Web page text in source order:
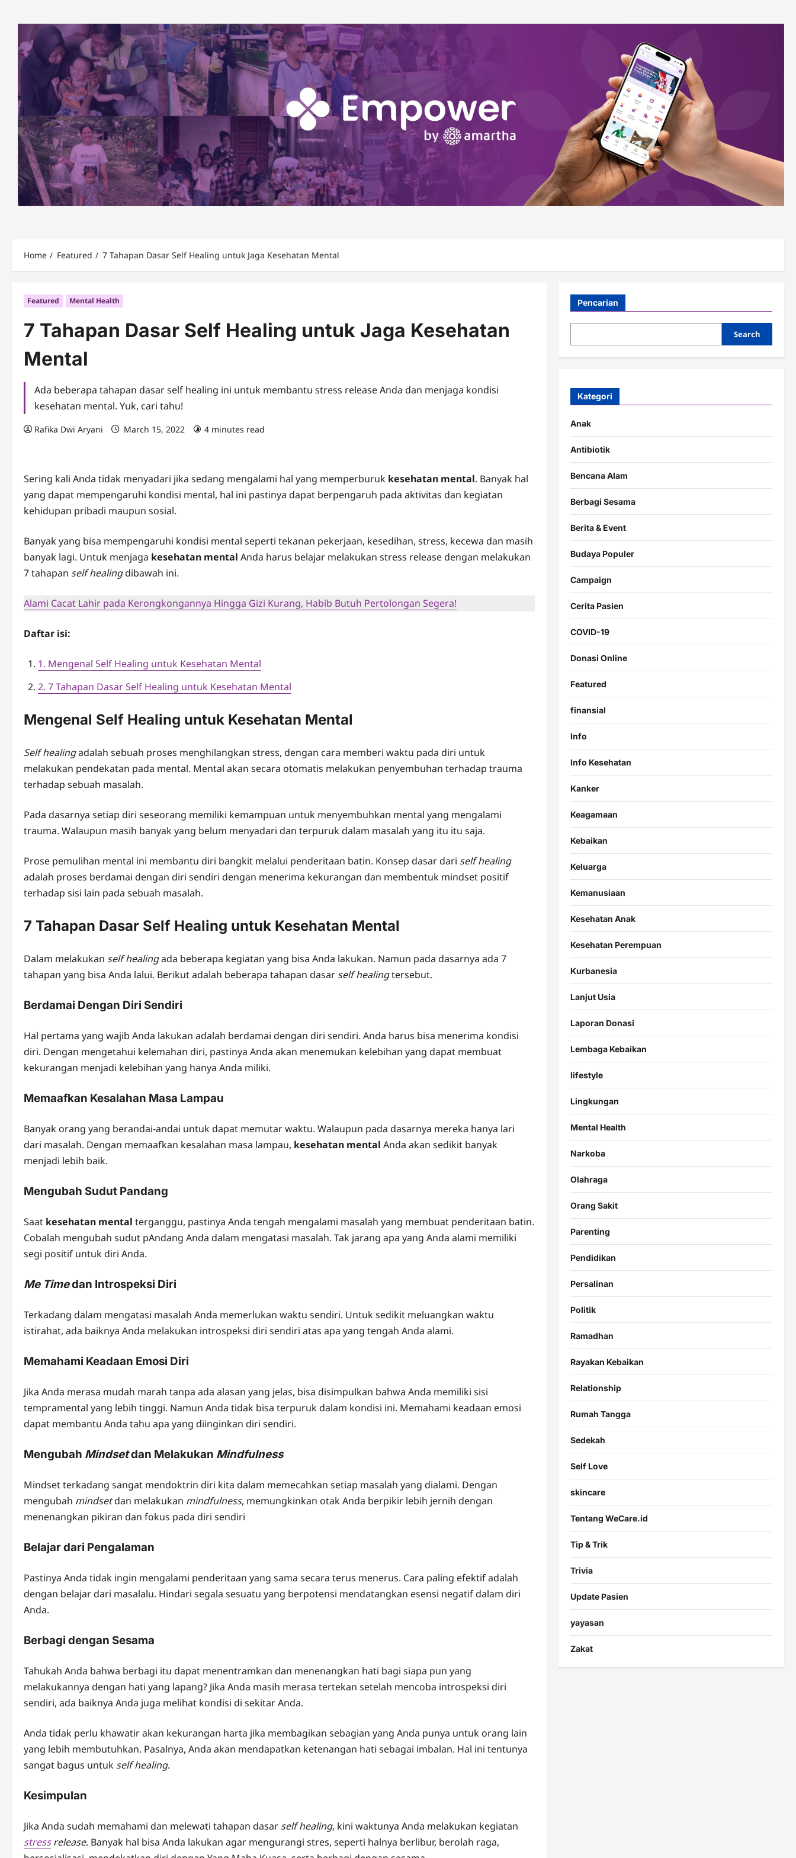
Home Featured 7 Tahapan Dasar Self Healing untuk Jaga Kesehatan Mental
Featured Mental Health
7 Tahapan Dasar Self Healing untuk Jaga Kesehatan
Mental
Ada beberapa tahapan dasar self healing ini untuk membantu stress release Anda dan menjaga kondisi
kesehatan mental. Yuk, cari tahu!
Rafika Dwi Aryani March 15, 2022 4 minutes read
Sering kali Anda tidak menyadari jika sedang mengalami hal yang memperburuk kesehatan mental. Banyak hal
yang dapat mempengaruhi kondisi mental, hal ini pastinya dapat berpengaruh pada aktivitas dan kegiatan
kehidupan pribadi maupun sosial.
Banyak yang bisa mempengaruhi kondisi mental seperti tekanan pekerjaan, kesedihan, stress, kecewa dan masih
banyak lagi. Untuk menjaga kesehatan mental Anda harus belajar melakukan stress release dengan melakukan
7 tahapan self healingdibawah ini.
Alami Cacat Lahir pada Kerongkongannya Hingga Gizi Kurang, Habib Butuh Pertolongan Segera!
Daftar isi:
1. Mengenal Self Healing untuk Kesehatan Mental
2. 7 Tahapan Dasar Self Healing untuk Kesehatan Mental
Mengenal Self Healing untuk Kesehatan Mental
Self healingadalah sebuah proses menghilangkan stress, dengan cara memberi waktu pada diri untuk
melakukan pendekatan pada mental. Mental akan secara otomatis melakukan penyembuhan terhadap trauma
terhadap sebuah masalah.
Pada dasarnya setiap diri seseorang memiliki kemampuan untuk menyembuhkan mental yang mengalami
trauma. Walaupun masih banyak yang belum menyadari dan terpuruk dalam masalah yang itu itu saja.
Prose pemulihan mental ini membantu diri bangkit melalui penderitaan batin. Konsep dasar dari self healing
adalah proses berdamai dengan diri sendiri dengan menerima kekurangan dan membentuk mindset positif
terhadap sisi lain pada sebuah masalah.
7 Tahapan Dasar Self Healing untuk Kesehatan Mental
Dalam melakukan self healingada beberapa kegiatan yang bisa Anda lakukan. Namun pada dasarnya ada 7
tahapan yang bisa Anda lalui. Berikut adalah beberapa tahapan dasar self healingtersebut.
Berdamai Dengan Diri Sendiri
Hal pertama yang wajib Anda lakukan adalah berdamai dengan diri sendiri. Anda harus bisa menerima kondisi
diri. Dengan mengetahui kelemahan diri, pastinya Anda akan menemukan kelebihan yang dapat membuat
kekurangan menjadi kelebihan yang hanya Anda miliki.
Memaafkan Kesalahan Masa Lampau
Banyak orang yang berandai-andai untuk dapat memutar waktu. Walaupun pada dasarnya mereka hanya lari
dari masalah. Dengan memaafkan kesalahan masa lampau, kesehatan mental Anda akan sedikit banyak
menjadi lebih baik.
Mengubah Sudut Pandang
Saat kesehatan mental terganggu, pastinya Anda tengah mengalami masalah yang membuat penderitaan batin.
Cobalah mengubah sudut pAndang Anda dalam mengatasi masalah. Tak jarang apa yang Anda alami memiliki
segi positif untuk diri Anda.
Me Timedan Introspeksi Diri
Terkadang dalam mengatasi masalah Anda memerlukan waktu sendiri. Untuk sedikit meluangkan waktu
istirahat, ada baiknya Anda melakukan introspeksi diri sendiri atas apa yang tengah Anda alami.
Memahami Keadaan Emosi Diri
Jika Anda merasa mudah marah tanpa ada alasan yang jelas, bisa disimpulkan bahwa Anda memiliki sisi
tempramental yang lebih tinggi. Namun Anda tidak bisa terpuruk dalam kondisi ini. Memahami keadaan emosi
dapat membantu Anda tahu apa yang diinginkan diri sendiri.
Mengubah Mindsetdan Melakukan Mindfulness
Mindset terkadang sangat mendoktrin diri kita dalam memecahkan setiap masalah yang dialami. Dengan
mengubah mindsetdan melakukan mindfulness, memungkinkan otak Anda berpikir lebih jernih dengan
menenangkan pikiran dan fokus pada diri sendiri
Belajar dari Pengalaman
Pastinya Anda tidak ingin mengalami penderitaan yang sama secara terus menerus. Cara paling efektif adalah
dengan belajar dari masalalu. Hindari segala sesuatu yang berpotensi mendatangkan esensi negatif dalam diri
Anda.
Berbagi dengan Sesama
Tahukah Anda bahwa berbagi itu dapat menentramkan dan menenangkan hati bagi siapa pun yang
melakukannya dengan hati yang lapang? Jika Anda masih merasa tertekan setelah mencoba introspeksi diri
sendiri, ada baiknya Anda juga melihat kondisi di sekitar Anda.
Anda tidak perlu khawatir akan kekurangan harta jika membagikan sebagian yang Anda punya untuk orang lain
yang lebih membutuhkan. Pasalnya, Anda akan mendapatkan ketenangan hati sebagai imbalan. Hal ini tentunya
sangat bagus untuk self healing.
Kesimpulan
Jika Anda sudah memahami dan melewati tahapan dasar self healing, kini waktunya Anda melakukan kegiatan
stressrelease. Banyak hal bisa Anda lakukan agar mengurangi stres, seperti halnya berlibur, berolah raga,
Pencarian
Search
Kategori
Anak
Antibiotik
Bencana Alam
Berbagi Sesama
Berita & Event
Budaya Populer
Campaign
Cerita Pasien
COVID-19
Donasi Online
Featured
finansial
Info
Info Kesehatan
Kanker
Keagamaan
Kebaikan
Keluarga
Kemanusiaan
Kesehatan Anak
Kesehatan Perempuan
Kurbanesia
Lanjut Usia
Laporan Donasi
Lembaga Kebaikan
lifestyle
Lingkungan
Mental Health
Narkoba
Olahraga
Orang Sakit
Parenting
Pendidikan
Persalinan
Politik
Ramadhan
Rayakan Kebaikan
Relationship
Rumah Tangga
Sedekah
Self Love
skincare
Tentang WeCare.id
Tip & Trik
Trivia
Update Pasien
yayasan
Zakat